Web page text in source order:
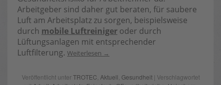
Arbeitgeber sind daher gut beraten, für saubere
Luft am Arbeitsplatz zu sorgen, beispielsweise
durch mobile Luftreiniger oder durch
Lüftungsanlagen mit entsprechender
Luftfilterung. Weiterlesen
Veröffentlicht unterTROTEC Aktuell Gesundheit| Verschlagwortet